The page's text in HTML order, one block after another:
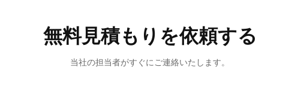
無料見積もりを依頼する
当社の担当者がすぐにご連絡いたします。